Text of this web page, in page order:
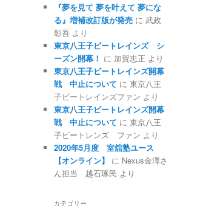
『夢を見て 夢を叶えて 夢にな
る』増補改訂版が発売 に 武政
彰吾 より
東京八王子ビートレインズ シ
ーズン開幕！ に 加賀忠正 より
東京八王子ビートレインズ開幕
戦 中止について に 東京八王
子ビートレインズファン より
東京八王子ビートレインズ開幕
戦 中止について に 東京八王
子ビートレンズ ファン より
2020年5月度 室舘塾ユース
【オンライン】
に Nexus金澤さ
ん担当 越石琢民 より
カテゴリー